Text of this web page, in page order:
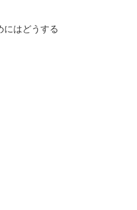
にはどうする